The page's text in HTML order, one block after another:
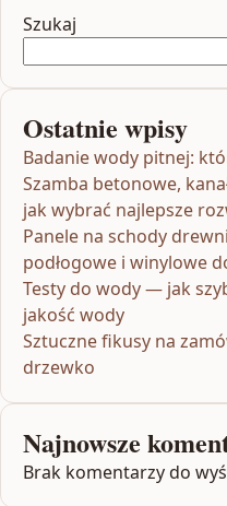
Szukaj
Ostatnie wpisy
Badanie wody pitnej:
Szamba betonowe,
jak wybrać najlepsze
Panele na schody
podłogowe i winylowe
Testy do wody — jak
jakość wody
Sztuczne fikusy na
drzewko
Najnowsze
Brak komentarzy do